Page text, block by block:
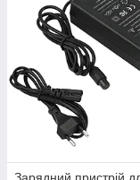
Зарядний пристрій